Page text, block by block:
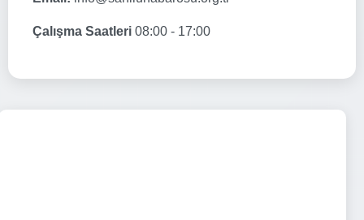
Çalışma Saatleri 08:00 - 17:00